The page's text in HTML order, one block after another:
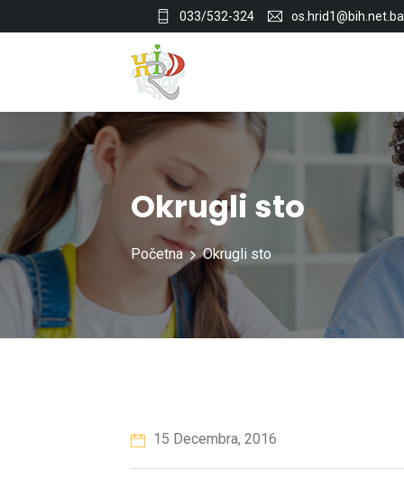
033/532-324 os.hrid1@bih.net.ba
Okrugli sto
Početna Okrugli sto
15 Decembra, 2016